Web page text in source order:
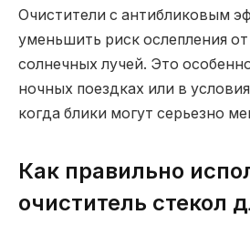
Очистители с антибликовым
уменьшить риск ослепления
солнечных лучей. Это
ночных поездках или в
когда блики могут серьезно
Как правильно
очиститель стекол